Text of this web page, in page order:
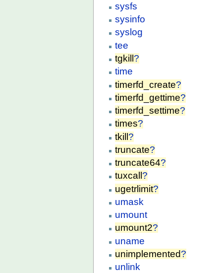
sysfs
sysinfo
syslog
tee
tgkill ?
time
timerfd_create?
timerfd_gettime?
timerfd_settime?
times?
tkill?
truncate?
truncate64?
tuxcall ?
ugetrlimit?
umask
umount
umount2?
uname
unimplemented?
unlink